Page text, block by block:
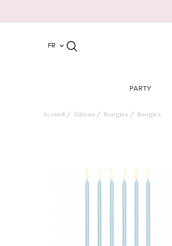
FR 
PARTY
Accueil Gâteau Bougies Bougies